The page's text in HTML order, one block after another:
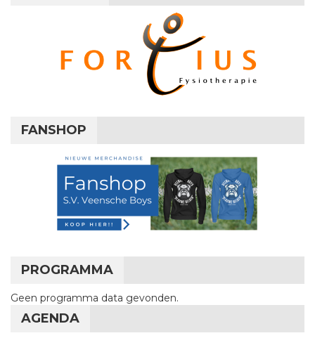
FANSHOP
PROGRAMMA
Geen programma data gevonden.
AGENDA